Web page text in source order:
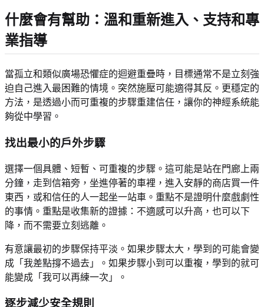
什麼會有幫助：溫和重新進入、支持和專
業指導
當孤立和類似廣場恐懼症的迴避重疊時，目標通常不是立刻強
迫自己進入最困難的情境。突然施壓可能適得其反。更穩定的
方法，是透過小而可重複的步驟重建信任，讓你的神經系統能
夠從中學習。
找出最小的戶外步驟
選擇一個具體、短暫、可重複的步驟。這可能是站在門廊上兩
分鐘，走到信箱旁，坐進停著的車裡，進入安靜的商店買一件
東西，或和信任的人一起坐一站車。重點不是證明什麼戲劇性
的事情。重點是收集新的證據：不適感可以升高，也可以下
降，而不需要立刻逃離。
有意讓最初的步驟保持平淡。如果步驟太大，學到的可能會變
成「我差點撐不過去」。如果步驟小到可以重複，學到的就可
能變成「我可以再練一次」。
逐步減少安全規則